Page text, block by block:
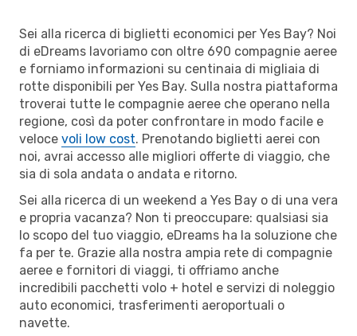
Sei alla ricerca di biglietti economici per Yes Bay? Noi
di eDreams lavoriamo con oltre 690 compagnie aeree
e forniamo informazioni su centinaia di migliaia di
rotte disponibili per Yes Bay. Sulla nostra piattaforma
troverai tutte le compagnie aeree che operano nella
regione, così da poter confrontare in modo facile e
veloce voli low cost. Prenotando biglietti aerei con
noi, avrai accesso alle migliori offerte di viaggio, che
sia di sola andata o andata e ritorno.
Sei alla ricerca di un weekend a Yes Bay o di una vera
e propria vacanza? Non ti preoccupare: qualsiasi sia
lo scopo del tuo viaggio, eDreams ha la soluzione che
fa per te. Grazie alla nostra ampia rete di compagnie
aeree e fornitori di viaggi, ti offriamo anche
incredibili pacchetti volo + hotel e servizi di noleggio
auto economici, trasferimenti aeroportuali o
navette.